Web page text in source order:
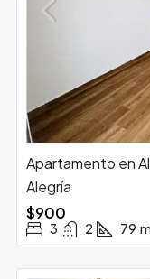
Apartamento en
Alegría
$900
3 2 79